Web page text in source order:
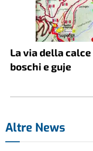
La via della
boschi e guje
Altre News